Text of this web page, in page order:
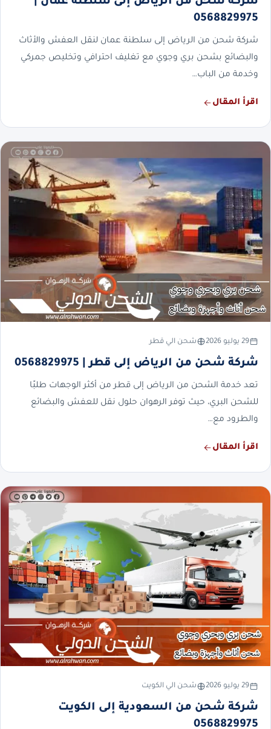
0568829975
شركة شحن من الرياض إلى سلطنة عمان لنقل العفش والأثاث
والبضائع بشحن بري وجوي مع تغليف احترافي وتخليص جمركي
وخدمة من الباب…
اقرأ المقال
29 يوليو 2026 شحن الي قطر
شركة شحن من الرياض إلى قطر | 0568829975
تعد خدمة الشحن من الرياض إلى قطر من أكثر الوجهات طلبًا
للشحن البري، حيث توفر الرهوان حلول نقل للعفش والبضائع
والطرود مع…
اقرأ المقال
29 يوليو 2026 شحن الي الكويت
شركة شحن من السعودية إلى الكويت
0568829975